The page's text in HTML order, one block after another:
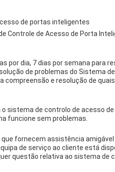
de portas inteligentes
Controle de Acesso de Porta
por dia, 7 dias por semana para
de problemas do Sistema
compreensão e resolução de
sistema de controlo de acesso
funcione sem problemas.
fornecem assistência amigável
de serviço ao cliente está
questão relativa ao sistema de